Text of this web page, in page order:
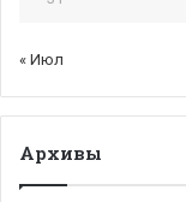
« Июл
Архивы